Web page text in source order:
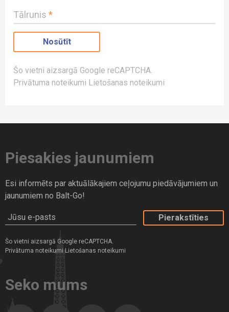
Tālrunis *
Šo vietni aizsargā Google reCAPTCHA.
Privātuma noteikumi Lietošanas noteikumi
Piesakies jaunumiem
Esi informēts par aktuālākajiem ceļojumu piedāvājumiem un
jaunumiem no Balt-Go!
Jūsu e-pasts
Šo vietni aizsargā Google reCAPTCHA.
Privātuma noteikumi Lietošanas noteikumi
Seko mums